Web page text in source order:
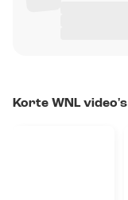
Korte WNL video's